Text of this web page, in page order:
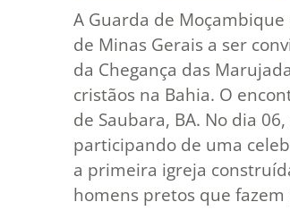
A Guarda de
de Minas Gerais a ser
da Chegança das
cristãos na Bahia. O
de Saubara, BA. No dia
participando de uma
a primeira igreja
homens pretos que